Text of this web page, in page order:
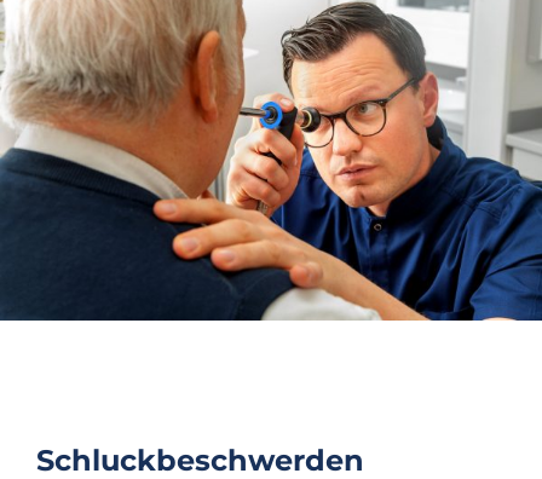
Impressum
Datenschutzerklärung
Schluckbeschwerden